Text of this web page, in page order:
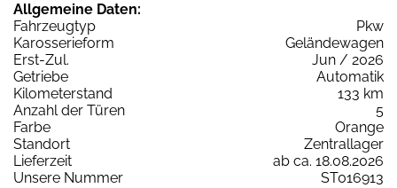
Allgemeine Daten:
Fahrzeugtyp
Pkw
Karosserieform
Geländewagen
Erst-Zul.
Jun / 2026
Getriebe
Automatik
Kilometerstand
133 km
Anzahl der Türen
5
Farbe
Orange
Standort
Zentrallager
Lieferzeit
ab ca. 18.08.2026
Unsere Nummer
ST016913